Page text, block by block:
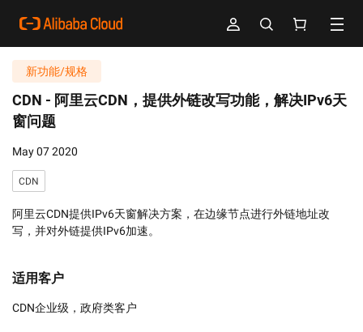
新功能/规格
CDN - 阿里云CDN，提供外链改写功能，解决IPv6天
窗问题
May 07 2020
CDN
阿里云CDN提供IPv6天窗解决方案，在边缘节点进行外链地址改
写，并对外链提供IPv6加速。
适用客户
CDN企业级，政府类客户